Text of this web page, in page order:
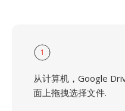
1
从计算机，Google
面上拖拽选择文件.